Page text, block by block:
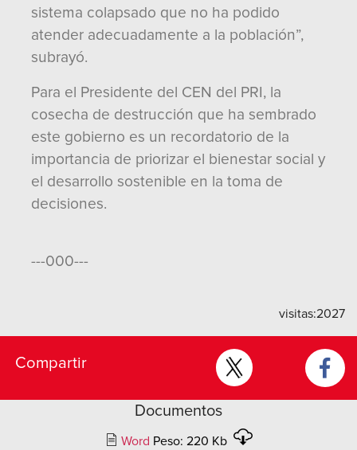
sistema colapsado que no ha podido
atender adecuadamente a la población”,
subrayó.
Para el Presidente del CEN del PRI, la
cosecha de destrucción que ha sembrado
este gobierno es un recordatorio de la
importancia de priorizar el bienestar social y
el desarrollo sostenible en la toma de
decisiones.
---000---
visitas:2027
Compartir
Documentos
Word Peso: 220 Kb